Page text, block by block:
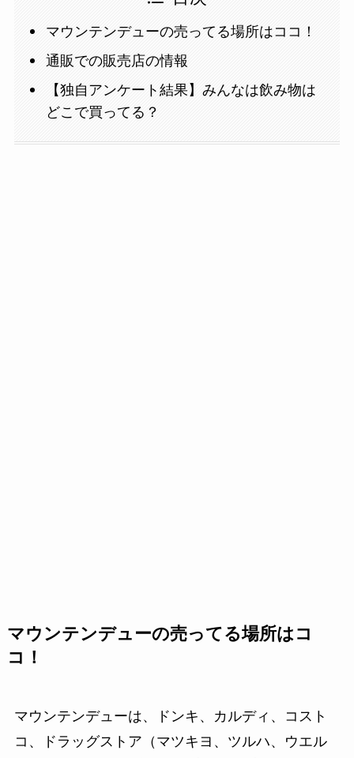
マウンテンデューの売ってる場所はココ！
通販での販売店の情報
【独自アンケート結果】みんなは飲み物は
どこで買ってる？
マウンテンデューの売ってる場所はコ
コ！
マウンテンデューは、ドンキ、カルディ、コスト
コ、ドラッグストア（マツキヨ、ツルハ、ウエル